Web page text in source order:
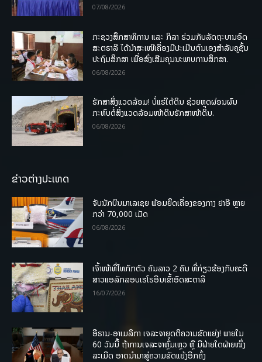
07/08/2026
ກະຊວງສຶກສາທິການ ແລະ ກິລາ ຮ່ວມກັບລັດຖະບານອົດ
ສະຕຣາລີ ໄດ້ນຳສະເໜີເຄື່ອງມືປະເມີນຕົນເອງສຳລັບຄູຊັ້ນ
ປະຖົມສຶກສາ ເພື່ອສົ່ງເສີມຄຸນນະພາບການສຶກສາ.
06/08/2026
ຮັກສາສິ່ງແວດລ້ອມ! ບໍ່ແຮ່ໃຕ້ດິນ ຊ່ວຍຫຼຸດຜ່ອນຜົນ
ກະທົບຕໍ່ສິ່ງແວດລ້ອມໜ້າດິນຮັກສາໜ້າດິນ.
06/08/2026
ຂ່າວຕ່າງປະເທດ
ຈັບນັກບິນມາເລເຊຍ ພ້ອມຍຶດເຄື່ອງຂອງກາງ ຢາອີ ຫຼາຍ
ກວ່າ 70,000 ເມັດ
06/08/2026
ເຈົ້າໜ້າທີ່ໄທກັກຕົວ ຄົນລາວ 2 ຄົນ ທີ່ກ່ຽວຂ້ອງກັບຄະດີ
ສາວແອລັກລອບເຮໂຣອີນເຂົ້າອົດສະຕາລີ
16/07/2026
ອີຣານ-ອາເມລິກາ ເຈລະຈາຍຸດຕິຄວາມຂັດແຍ່ງ! ພາຍໃນ
60 ວັນນີ້ ຖ້າການເຈລະຈາຫຼົ້ມເຫຼວ ຫຼື ມີຝ່າຍໃດຝ່າຍໜຶ່ງ
ລະເມີດ ອາດນໍາມາສູ່ຄວາມຂັດແຍ້ງອີກຄັ້ງ